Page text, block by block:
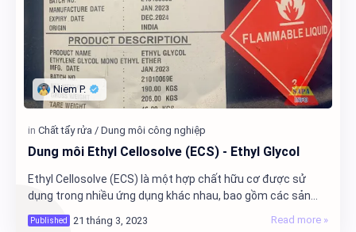
Dung môi Ethyl Cellosolve (ECS) - Ethyl Glycol
Ethyl Cellosolve (ECS) là một hợp chất hữu cơ được sử
dụng trong nhiều ứng dụng khác nhau, bao gồm các sản
phẩm hóa chất công nghiệp và sản phẩm tiêu…